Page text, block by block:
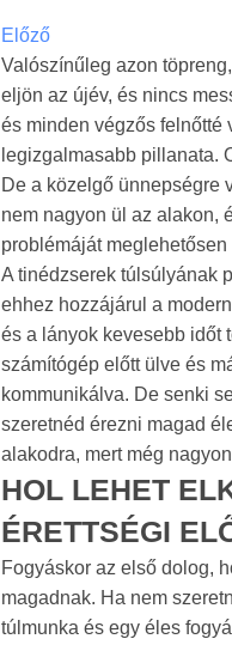
Előző
Valószínűleg azon
eljön az újév, és nincs
és minden végzős felnőtté
legizgalmasabb pillanata.
De a közelgő ünnepségre
nem nagyon ül az alakon,
problémáját
A tinédzserek túlsúlyának
ehhez hozzájárul a
és a lányok kevesebb időt
számítógép előtt ülve és
kommunikálva. De senki
szeretnéd érezni magad
alakodra, mert még
HOL LEHET
ÉRETTSÉGI
Fogyáskor az első dolog,
magadnak. Ha nem
túlmunka és egy éles